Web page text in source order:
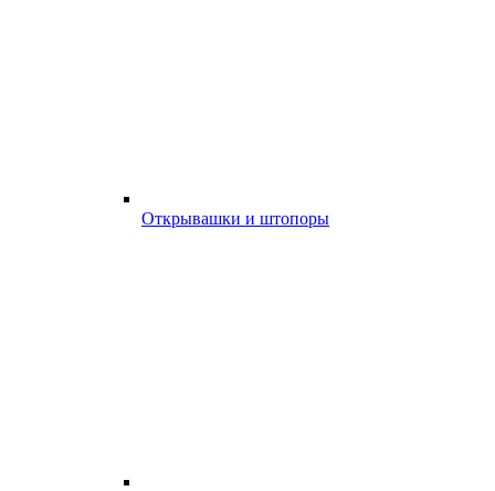
Открывашки и штопоры